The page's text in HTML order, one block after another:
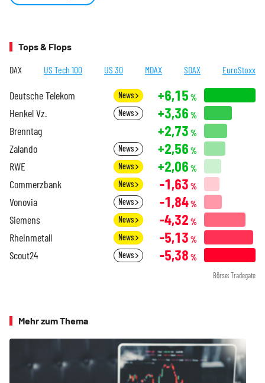
Tops & Flops
DAX US Tech 100 US 30 MDAX SDAX EuroStoxx
Deutsche Telekom News +6,15 %
Henkel Vz. News +3,36 %
Brenntag +2,73 %
Zalando News +2,56 %
RWE News +2,06 %
Commerzbank News -1,63 %
Vonovia News -1,84%
Siemens News -4,32 %
Rheinmetall News -5,13 %
Scout24 News -5,38 %
Börse: Tradegate
Mehr zum Thema